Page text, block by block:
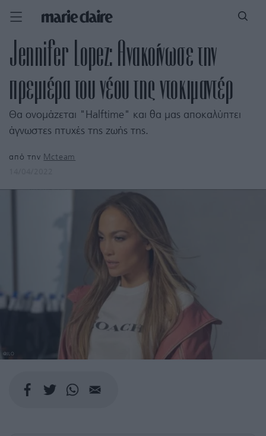
Jennifer Lopez: Ανακοίνωσε την
πρεμιέρα του νέου της ντοκιμαντέρ
Θα ονομάζεται "Halftime" και θα μας αποκαλύπτει
άγνωστες πτυχές της ζωής της.
από την Mcteam
@JLO